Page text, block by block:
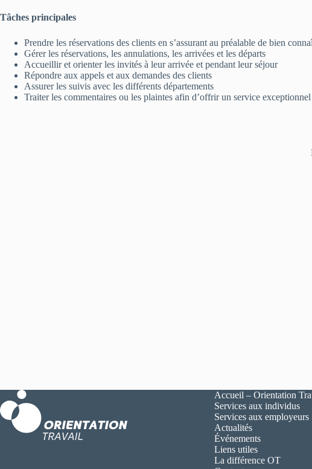
Tâches principales
Prendre les réservations des clients en s’assurant au préalable de bien
Gérer les réservations, les annulations, les arrivées et les départs
Accueillir et orienter les invités à leur arrivée et pendant leur séjour
Répondre aux appels et aux demandes des clients
Assurer les suivis avec les différents départements
Traiter les commentaires ou les plaintes afin d’offrir un service exceptionnel
Accueil – Orientation
Services aux individus
Services aux employeurs
Actualités
Événements
Liens utiles
La différence OT